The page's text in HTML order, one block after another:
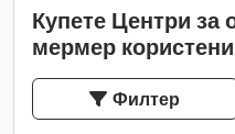
Купете Центри за
мермер користени
Филтер